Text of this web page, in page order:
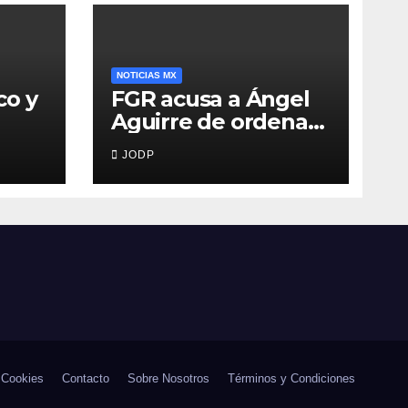
y
NOTICIAS MX
FGR acusa a Ángel
Aguirre de ordenar
destruir videos
clave del caso
Ayotzinapa
JODP
Contacto Sobre Nosotros Términos y Condiciones